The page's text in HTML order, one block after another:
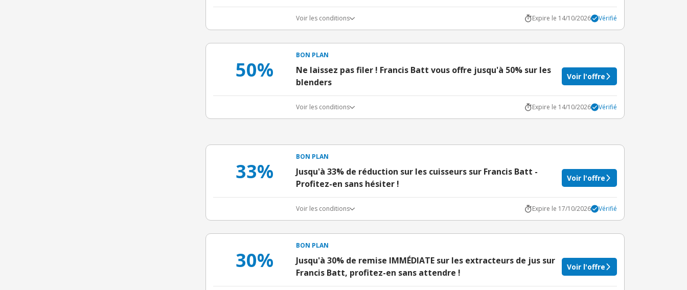
Voir les conditions Expire le 14/10/2026 Vérifié
50%
BON PLAN
Ne laissez pas filer ! Francis Batt vous offre jusqu'à 50% sur les
blenders
Voir l'offre
Voir les conditions Expire le 14/10/2026 Vérifié
33%
BON PLAN
Jusqu'à 33% de réduction sur les cuisseurs sur Francis Batt -
Profitez-en sans hésiter !
Voir l'offre
Voir les conditions Expire le 17/10/2026 Vérifié
30%
BON PLAN
Jusqu'à 30% de remise IMMÉDIATE sur les extracteurs de jus sur
Francis Batt, profitez-en sans attendre !
Voir l'offre